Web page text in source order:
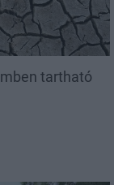
tartható